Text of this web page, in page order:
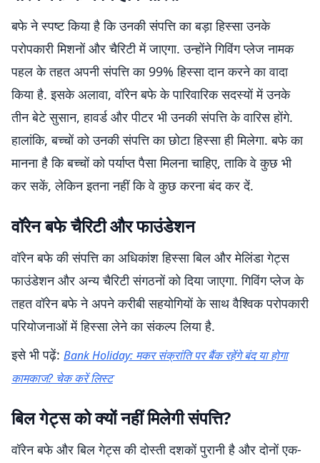
बफे ने स्पष्ट किया है कि उनकी संपत्ति का बड़ा हिस्सा उनके
परोपकारी मिशनों और चैरिटी में जाएगा. उन्होंने गिविंग प्लेज नामक
पहल के तहत अपनी संपत्ति का 99% हिस्सा दान करने का वादा
किया है. इसके अलावा, वॉरेन बफे के पारिवारिक सदस्यों में उनके
तीन बेटे सुसान, हावर्ड और पीटर भी उनकी संपत्ति के वारिस होंगे.
हालांकि, बच्चों को उनकी संपत्ति का छोटा हिस्सा ही मिलेगा. बफे का
मानना है कि बच्चों को पर्याप्त पैसा मिलना चाहिए, ताकि वे कुछ भी
कर सकें, लेकिन इतना नहीं कि वे कुछ करना बंद कर दें.
वॉरेन बफे चैरिटी और फाउंडेशन
वॉरेन बफे की संपत्ति का अधिकांश हिस्सा बिल और मेलिंडा गेट्स
फाउंडेशन और अन्य चैरिटी संगठनों को दिया जाएगा. गिविंग प्लेज के
तहत वॉरेन बफे ने अपने करीबी सहयोगियों के साथ वैश्विक परोपकारी
परियोजनाओं में हिस्सा लेने का संकल्प लिया है.
इसे भी पढ़ें: Bank Holiday: मकर संक्रांति पर बैंक रहेंगे बंद या होगा
कामकाज? चेक करें लिस्ट
बिल गेट्स को क्यों नहीं मिलेगी संपत्ति?
वॉरेन बफे और बिल गेट्स की दोस्ती दशकों पुरानी है और दोनों एक-